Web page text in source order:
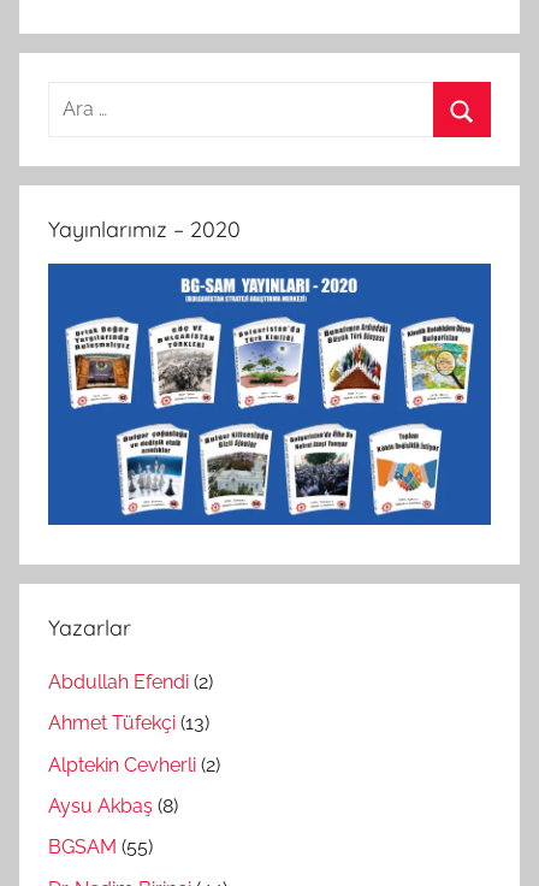
Arama:
Yayınlarımız – 2020
Yazarlar
Abdullah Efendi (2)
Ahmet Tüfekçi (13)
Alptekin Cevherli (2)
Aysu Akbaş (8)
BGSAM (55)